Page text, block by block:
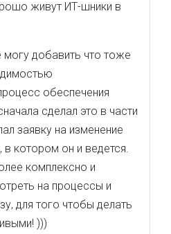
живут ИТ-шники в
добавить что тоже
обеспечения
сделал это в части
заявку на изменение
в котором он и ведется.
комплексно и
на процессы и
для того чтобы делать
)))